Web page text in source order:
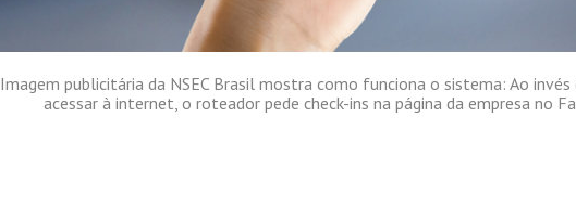
Imagem publicitária da NSEC Brasil mostra como funciona o sistema: Ao invés
acessar à internet, o roteador pede check-ins na página da empresa no